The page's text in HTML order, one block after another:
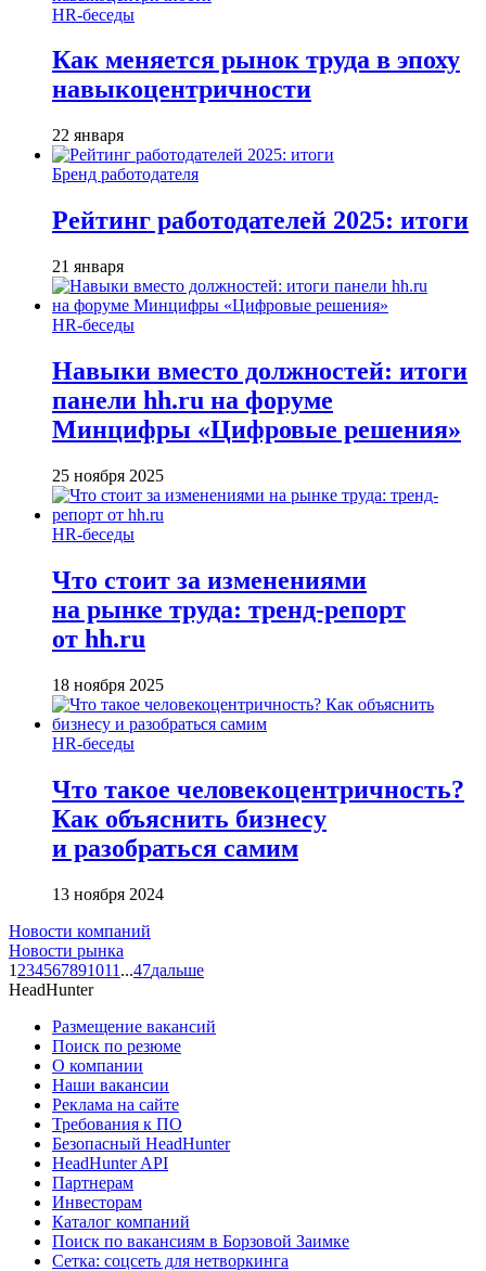
HR-беседы
Как меняется рынок труда в эпоху
навыкоцентричности
22 января
Бренд работодателя
Рейтинг работодателей 2025: итоги
21 января
HR-беседы
Навыки вместо должностей: итоги
панели hh.ru на форуме
Минцифры «Цифровые решения»
25 ноября 2025
HR-беседы
Что стоит за изменениями
на рынке труда: тренд-репорт
от hh.ru
18 ноября 2025
HR-беседы
Что такое человеко­центричность?
Как объяснить бизнесу
и разобраться самим
13 ноября 2024
Новости компаний
Новости рынка
1 234567891011 ...47дальше
HeadHunter
Размещение вакансий
Поиск по резюме
О компании
Наши вакансии
Реклама на сайте
Требования к ПО
Безопасный HeadHunter
HeadHunter API
Партнерам
Инвесторам
Каталог компаний
Поиск по вакансиям в Борзовой Заимке
Сетка: соцсеть для нетворкинга